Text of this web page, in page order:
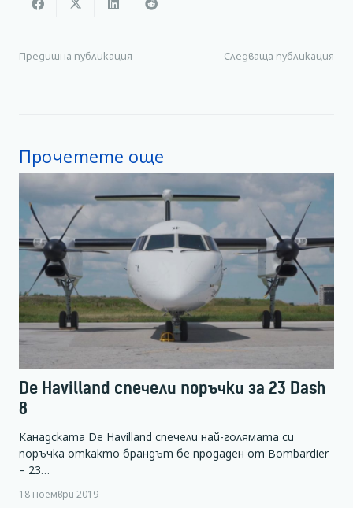
Предишна публикация Следваща публикация
Прочетете още
De Havilland спечели поръчки за 23 Dash
8
Канадската De Havilland спечели най-голямата си
поръчка откакто брандът бе продаден от Bombardier
– 23…
18 ноември 2019